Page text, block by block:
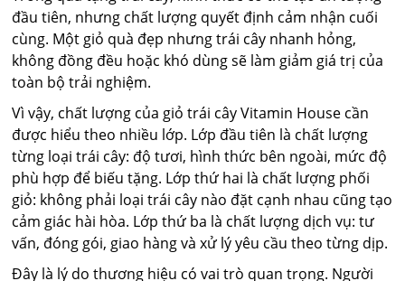
đầu tiên, nhưng chất lượng quyết định cảm nhận cuối
cùng. Một giỏ quà đẹp nhưng trái cây nhanh hỏng,
không đồng đều hoặc khó dùng sẽ làm giảm giá trị của
toàn bộ trải nghiệm.
Vì vậy, chất lượng của giỏ trái cây Vitamin House cần
được hiểu theo nhiều lớp. Lớp đầu tiên là chất lượng
từng loại trái cây: độ tươi, hình thức bên ngoài, mức độ
phù hợp để biếu tặng. Lớp thứ hai là chất lượng phối
giỏ: không phải loại trái cây nào đặt cạnh nhau cũng tạo
cảm giác hài hòa. Lớp thứ ba là chất lượng dịch vụ: tư
vấn, đóng gói, giao hàng và xử lý yêu cầu theo từng dịp.
Đây là lý do thương hiệu có vai trò quan trọng. Người